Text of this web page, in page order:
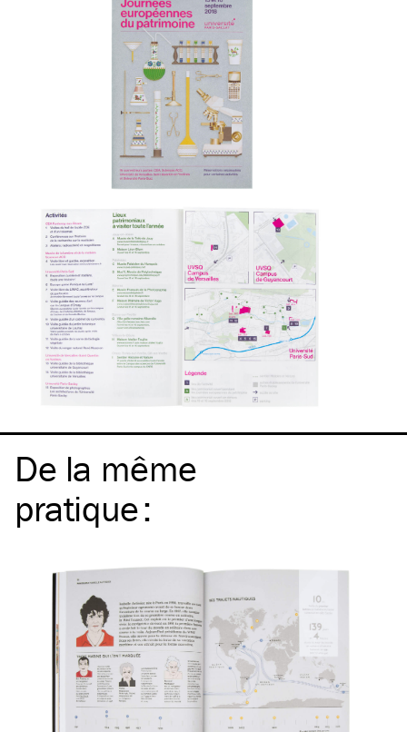
De la même
pratique: